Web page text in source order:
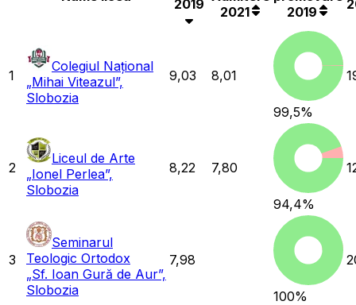
2019
2021
2019
1
Colegiul Național
„Mihai Viteazul”,
Slobozia
9,03 8,01
99,5%
2
Liceul de Arte
„Ionel Perlea”,
Slobozia
8,22 7,80
94,4%
3
Seminarul
Teologic Ortodox
„Sf. Ioan Gură de Aur”,
Slobozia
7,98
100%